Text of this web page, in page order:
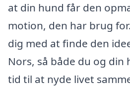
at din hund får den
motion, den har brug
dig med at finde den
Nors, så både du og din
tid til at nyde livet